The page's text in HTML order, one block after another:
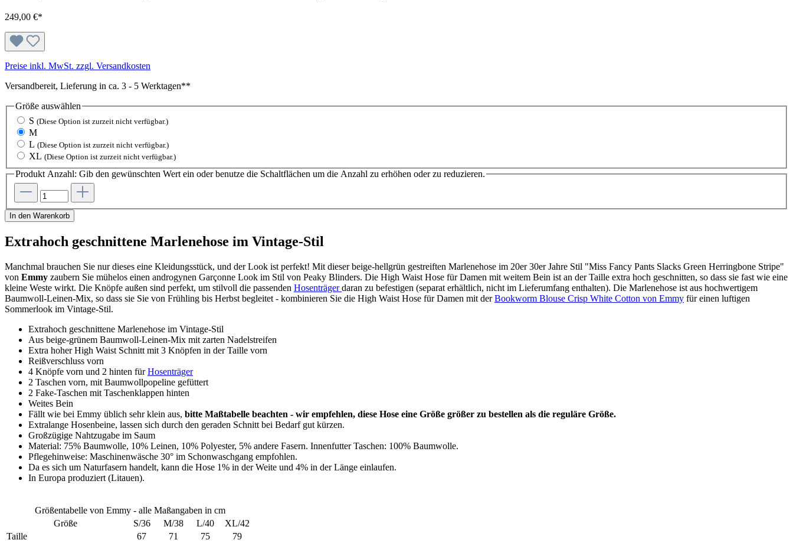
249,00 €*
Preise inkl. MwSt. zzgl. Versandkosten
Versandbereit, Lieferung in ca. 3 - 5 Werktagen**
Größe auswählen
S (Diese Option ist zurzeit nicht verfügbar.)
M
L (Diese Option ist zurzeit nicht verfügbar.)
XL (Diese Option ist zurzeit nicht verfügbar.)
Produkt Anzahl: Gib den gewünschten Wert ein oder benutze die Schaltflächen um die Anzahl zu erhöhen oder zu reduzieren.
In den Warenkorb
Extrahoch geschnittene Marlenehose im Vintage-Stil
Manchmal brauchen Sie nur dieses eine Kleidungsstück, und der Look ist perfekt! Mit dieser beige-hellgrün gestreiften Marlenehose im 20er 30er Jahre Stil "Miss Fancy Pants Slacks Green Herringbone Stripe"
von Emmy zaubern Sie mühelos einen androgynen Garçonne Look im Stil von Peaky Blinders. Die High Waist Hose für Damen mit weitem Bein ist an der Taille extra hoch geschnitten, so dass sie fast wie eine
kleine Weste wirkt. Die Knöpfe außen sind perfekt, um stilvoll die passenden Hosenträgerdaran zu befestigen (separat erhältlich, nicht im Lieferumfang enthalten). Die Marlenehose ist aus hochwertigem
Baumwoll-Leinen-Mix, so dass sie Sie von Frühling bis Herbst begleitet - kombinieren Sie die High Waist Hose für Damen mit derBookworm Blouse Crisp White Cotton von Emmy für einen luftigen
Sommerlook im Vintage-Stil.
Extrahoch geschnittene Marlenehose im Vintage-Stil
Aus beige-grünem Baumwoll-Leinen-Mix mit zarten Nadelstreifen
Extra hoher High Waist Schnitt mit 3 Knöpfen in der Taille vorn
Reißverschluss vorn
4 Knöpfe vorn und 2 hinten fürHosenträger
2 Taschen vorn, mit Baumwollpopeline gefüttert
2 Fake-Taschen mit Taschenklappen hinten
Weites Bein
Fällt wie bei Emmy üblich sehr klein aus, bitte Maßtabelle beachten - wir empfehlen, diese Hose eine Größe größer zu bestellen als die reguläre Größe.
Extralange Hosenbeine, lassen sich durch den geraden Schnitt bei Bedarf gut kürzen.
Großzügige Nahtzugabe im Saum
Material: 75% Baumwolle, 10% Leinen, 10% Polyester, 5% andere Fasern. Innenfutter Taschen: 100% Baumwolle.
Pflegehinweise: Maschinenwäsche 30° im Schonwaschgang empfohlen.
Da es sich um Naturfasern handelt, kann die Hose 1% in der Weite und 4% in der Länge einlaufen.
In Europa produziert (Litauen).
Größentabelle von Emmy - alle Maßangaben in cm
Größe
S/36 M/38 L/40
XL/42
Taille
67 71 75
79